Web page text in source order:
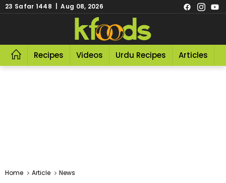
23 Safar 1448 | Aug 08, 2026
Recipes Videos Urdu Recipes Articles
Home Article News